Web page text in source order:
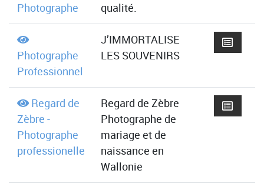
Photographe
qualité.
Photographe
Professionnel
J’IMMORTALISE
LES SOUVENIRS
Regard de
Zèbre -
Photographe
professionelle
Regard de Zèbre
Photographe de
mariage et de
naissance en
Wallonie